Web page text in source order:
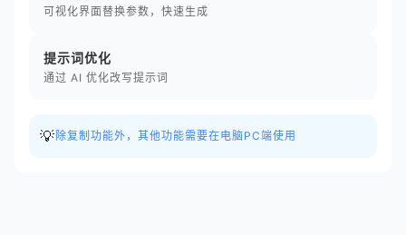
可视化界面替换参数，快速生成
提示词优化
通过 AI 优化改写提示词
💡 除复制功能外，其他功能需要在电脑PC端使用